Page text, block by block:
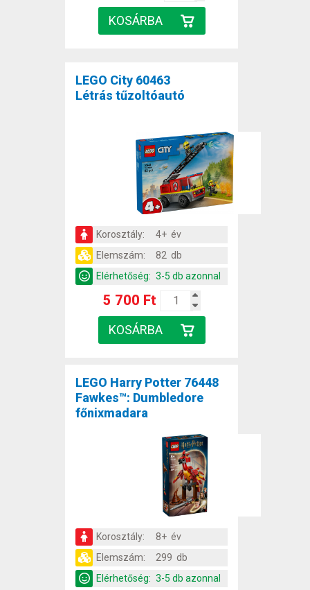
LEGO City 60463
Létrás tűzoltóautó
Korosztály:
4+ év
Elemszám:
82 db
Elérhetőség: 3-5 db azonnal
5 700 Ft
LEGO Harry Potter 76448
Fawkes™: Dumbledore
főnixmadara
Korosztály:
8+ év
Elemszám:
299 db
Elérhetőség: 3-5 db azonnal